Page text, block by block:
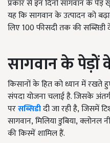
प्रकार से इन दिनों सागवान के पेड़
यह कि सागवान के उत्पादन को
लिए100फीसदी तक की सब्सिडी
सागवान के पेड़ों
किसानों के हित को ध्यान में रखते
संपदा योजना चलाई है. जिसके
परसब्सिडीदी जा रही है,जिसमें
सागवान,मिलिया डुबिया,क्लोनल
की किस्में शामिल हैं.